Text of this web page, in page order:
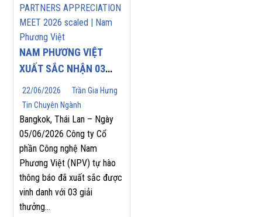
NAM PHƯƠNG VIỆT
XUẤT SẮC NHẬN 03
GIẢI THƯỞNG DANH
GIÁ TẠI YASKAWA
ASEAN PARTNERS’
APPRECIATION MEET
2026
22/06/2026
Trần Gia Hưng
Tin Chuyên Ngành
Bangkok, Thái Lan – Ngày
05/06/2026 Công ty Cổ
phần Công nghệ Nam
Phương Việt (NPV) tự hào
thông báo đã xuất sắc được
vinh danh với 03 giải
thưởng...